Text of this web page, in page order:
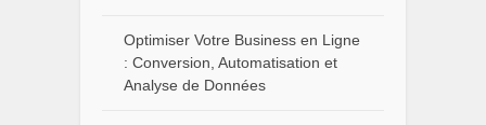
Optimiser Votre Business en Ligne
: Conversion, Automatisation et
Analyse de Données